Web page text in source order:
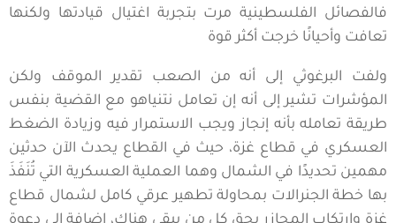
فالفصائل الفلسطينية مرت بتجربة اغتيال قيادتها ولكنها
تعافت وأحيانًا خرجت أكثر قوة
ولفت البرغوثي إلى أنه من الصعب تقدير الموقف ولكن
المؤشرات تشير إلى أنه إن تعامل نتنياهو مع القضية بنفس
طريقة تعامله بأنه إنجاز ويجب الاستمرار فيه وزيادة الضغط
العسكري في قطاع غزة، حيث في القطاع يحدث الآن حدثين
مهمين تحديدًا في الشمال وهما العملية العسكرية التي تُنَفَذَ
بها خطة الجنرالات بمحاولة تطهير عرقي كامل لشمال قطاع